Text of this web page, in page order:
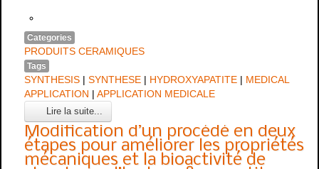
Categories
PRODUITS CERAMIQUES
Tags
SYNTHESIS |SYNTHESE | HYDROXYAPATITE | MEDICAL
APPLICATION |APPLICATION MEDICALE
Lire la suite...
Modification d’un procédé en deux
étapes pour améliorer les propriétés
mécaniques et la bioactivité de